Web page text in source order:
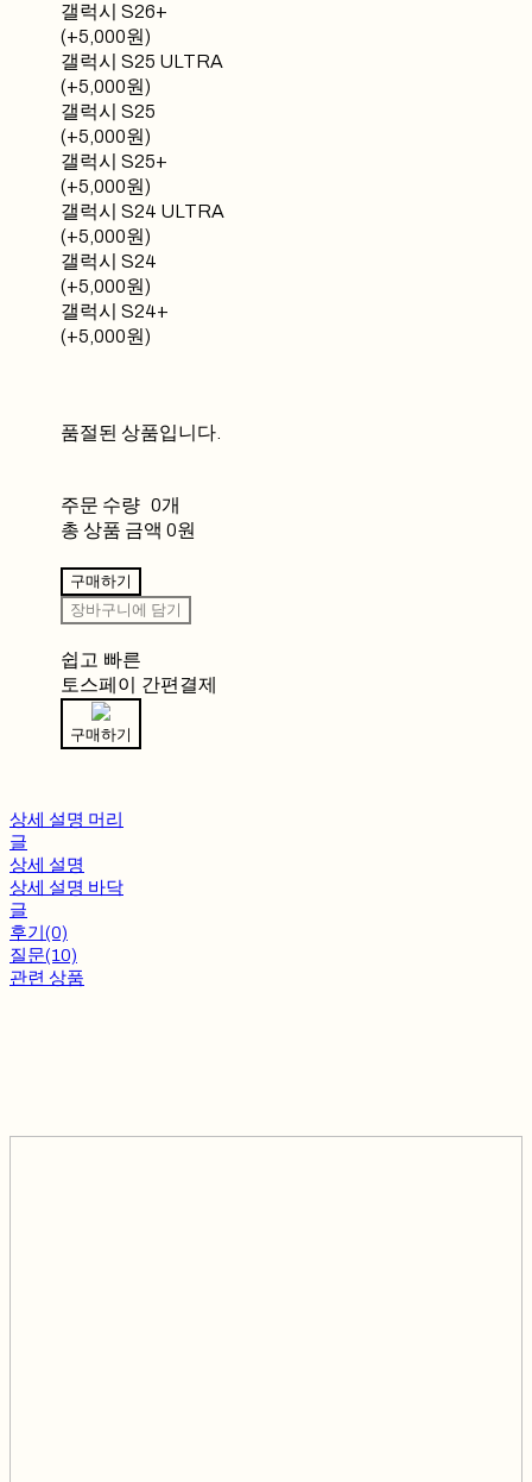
갤럭시 S26+
(+5,000원)
갤럭시 S25 ULTRA
(+5,000원)
갤럭시 S25
(+5,000원)
갤럭시 S25+
(+5,000원)
갤럭시 S24 ULTRA
(+5,000원)
갤럭시 S24
(+5,000원)
갤럭시 S24+
(+5,000원)
품절된 상품입니다.
주문 수량 0개
총 상품 금액 0원
구매하기
장바구니에 담기
쉽고 빠른
토스페이 간편결제
구매하기
상세 설명 머리
글
상세 설명
상세 설명 바닥
글
후기(0)
질문(10)
관련 상품